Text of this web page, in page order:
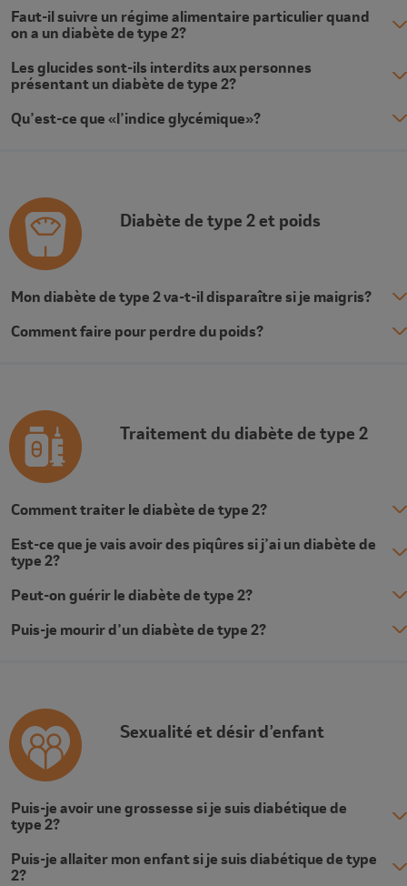
Faut-il suivre un régime alimentaire particulier quand
on a un diabète de type 2?
Les glucides sont-ils interdits aux personnes
présentant un diabète de type 2?
Qu’est-ce que «l’indice glycémique»?
Description
Diabète de type 2 et poids
Mon diabète de type 2 va-t-il disparaître si je maigris?
Comment faire pour perdre du poids?
Description
Traitement du diabète de type 2
Comment traiter le diabète de type 2?
Est-ce que je vais avoir des piqûres si j’ai un diabète de
type 2?
Peut-on guérir le diabète de type 2?
Puis-je mourir d’un diabète de type 2?
Description
Sexualité et désir d’enfant
Puis-je avoir une grossesse si je suis diabétique de
type 2?
Puis-je allaiter mon enfant si je suis diabétique de type
2?